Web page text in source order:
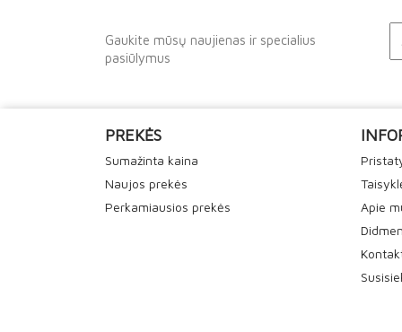
Gaukite mūsų naujienas ir specialius
pasiūlymus
PREKĖS
Sumažinta kaina
Naujos prekės
Perkamiausios prekės
Apie